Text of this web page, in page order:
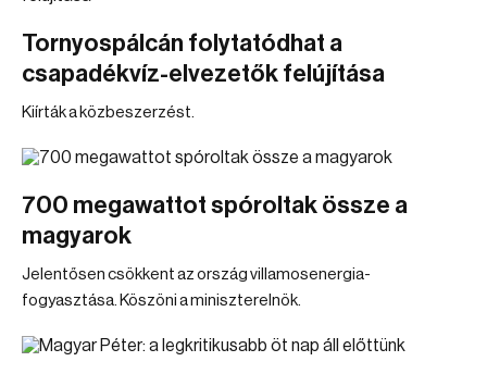
Tornyospálcán folytatódhat a
csapadékvíz-elvezetők felújítása
Kiírták a közbeszerzést.
700 megawattot spóroltak össze a
magyarok
Jelentősen csökkent az ország villamosenergia-
fogyasztása. Köszöni a miniszterelnök.